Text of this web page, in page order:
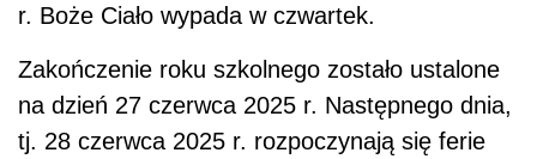
r. Boże Ciało wypada w czwartek.
Zakończenie roku szkolnego zostało ustalone
na dzień 27 czerwca 2025 r. Następnego dnia,
tj. 28 czerwca 2025 r. rozpoczynają się ferie